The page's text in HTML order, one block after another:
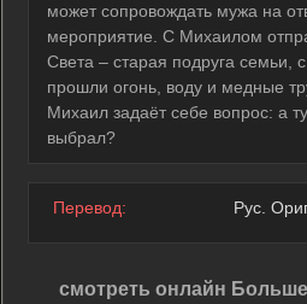
может сопровождать мужа на
мероприятие. С Михаилом
Света – старая подруга семьи,
прошли огонь, воду и медные
Михаил задаёт себе вопрос: а
выбрал?
Перевод: Рус.
смотреть онлайн